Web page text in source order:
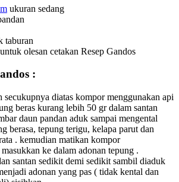
ukuran sedang
taburan
olesan cetakan Resep Gandos
:
secukupnya diatas kompor menggunakan api
beras kurang lebih 50 gr dalam santan
daun pandan aduk sampai mengental
berasa, tepung terigu, kelapa parut dan
. kemudian matikan kompor
ke dalam adonan tepung .
santan sedikit demi sedikit sambil diaduk
adonan yang pas ( tidak kental dan